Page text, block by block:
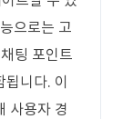
으로는 고
팅 포인트
니다. 이
사용자 경